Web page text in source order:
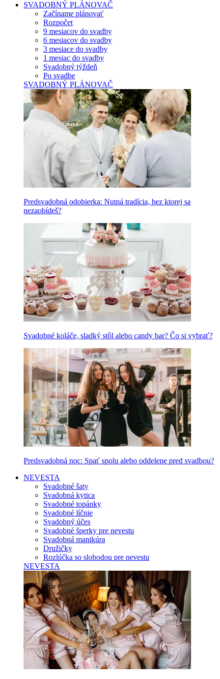
SVADOBNÝ PLÁNOVAČ
Začíname plánovať
Rozpočet
9 mesiacov do svadby
6 mesiacov do svadby
3 mesiace do svadby
1 mesiac do svadby
Svadobný týždeň
Po svadbe
SVADOBNÝ PLÁNOVAČ
Predsvadobná odobierka: Nutná tradícia, bez ktorej sa
nezaobídeš?
Svadobné koláče, sladký stôl alebo candy bar? Čo si vybrať?
Predsvadobná noc: Spať spolu alebo oddelene pred svadbou?
NEVESTA
Svadobné šaty
Svadobná kytica
Svadobné topánky
Svadobné líčnie
Svadobný účes
Svadobné šperky pre nevestu
Svadobná manikúra
Družičky
Rozlúčka so slobodou pre nevestu
NEVESTA